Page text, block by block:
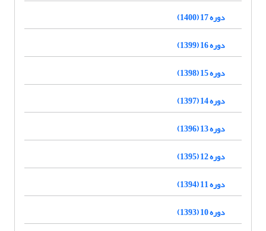
دوره 17 (1400)
دوره 16 (1399)
دوره 15 (1398)
دوره 14 (1397)
دوره 13 (1396)
دوره 12 (1395)
دوره 11 (1394)
دوره 10 (1393)